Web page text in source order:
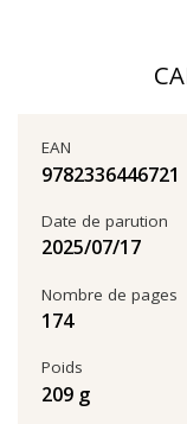
EAN
9782336446721
Date de parution
17‏/07‏/2025
Poids
209 g
Nombre de pages
174